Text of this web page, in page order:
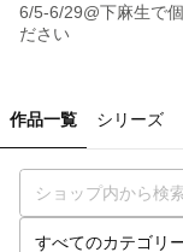
6/5-6/29@下麻生で
ださい
作品一覧 シリーズ